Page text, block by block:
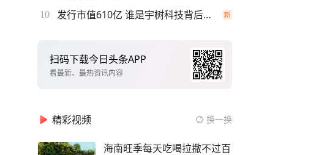
10 发行市值610亿 谁是宇树科技背后赢家
扫码下载今日头条APP
看最新、最热资讯内容
精彩视频 换一换
海南旺季每天吃喝拉撒不过百